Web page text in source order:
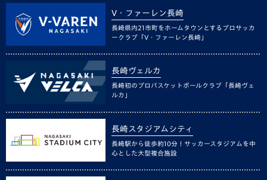
V・ファーレン長崎
長崎県内21市町をホームタウンとするプロサッカ
ークラブ「V・ファーレン長崎」
長崎ヴェルカ
長崎初のプロバスケットボールクラブ「長崎ヴェ
ルカ」
長崎スタジアムシティ
長崎駅から徒歩約10分！サッカースタジアムを中
心とした大型複合施設